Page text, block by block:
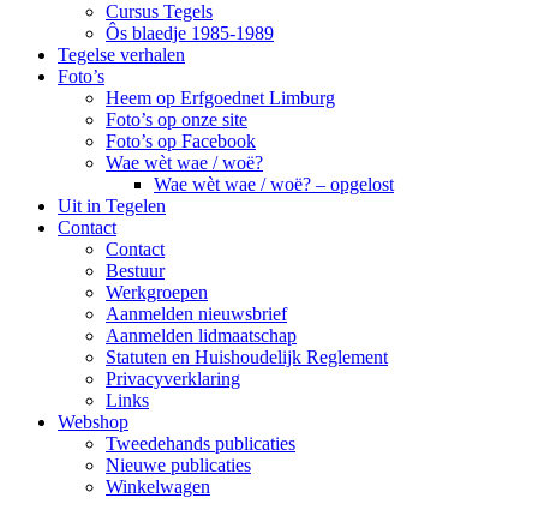
Cursus Tegels
Ôs blaedje 1985-1989
Tegelse verhalen
Foto’s
Heem op Erfgoednet Limburg
Foto’s op onze site
Foto’s op Facebook
Wae wèt wae / woë?
Wae wèt wae / woë? – opgelost
Uit in Tegelen
Contact
Contact
Bestuur
Werkgroepen
Aanmelden nieuwsbrief
Aanmelden lidmaatschap
Statuten en Huishoudelijk Reglement
Privacyverklaring
Links
Webshop
Tweedehands publicaties
Nieuwe publicaties
Winkelwagen